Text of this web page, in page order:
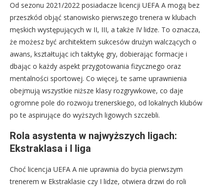
Od sezonu 2021/2022 posiadacze licencji UEFA A mogą bez
przeszkód objąć stanowisko pierwszego trenera w klubach
męskich występujących w II, III, a także IV lidze. To oznacza,
że możesz być architektem sukcesów drużyn walczących o
awans, kształtując ich taktykę gry, dobierając formacje i
dbając o każdy aspekt przygotowania fizycznego oraz
mentalności sportowej. Co więcej, te same uprawnienia
obejmują wszystkie niższe klasy rozgrywkowe, co daje
ogromne pole do rozwoju trenerskiego, od lokalnych klubów
po te aspirujące do wyższych ligowych szczebli.
Rola asystenta w najwyższych ligach:
Ekstraklasa i I liga
Choć licencja UEFA A nie uprawnia do bycia pierwszym
trenerem w Ekstraklasie czy I lidze, otwiera drzwi do roli